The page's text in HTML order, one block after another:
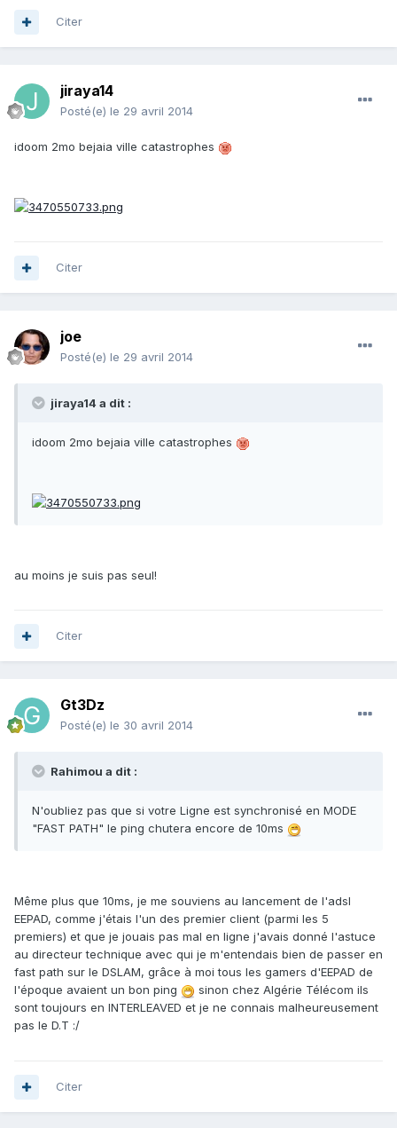
Citer
jiraya14
Posté(e) le 29 avril 2014
idoom 2mo bejaia ville catastrophes
Citer
joe
Posté(e) le 29 avril 2014
jiraya14 a dit :
idoom 2mo bejaia ville catastrophes
au moins je suis pas seul!
Citer
Gt3Dz
Posté(e) le 30 avril 2014
Rahimou a dit :
N'oubliez pas que si votre Ligne est synchronisé en MODE
"FAST PATH" le ping chutera encore de 10ms
Même plus que 10ms, je me souviens au lancement de l'adsl
EEPAD, comme j'étais l'un des premier client (parmi les 5
premiers) et que je jouais pas mal en ligne j'avais donné l'astuce
au directeur technique avec qui je m'entendais bien de passer en
fast path sur le DSLAM, grâce à moi tous les gamers d'EEPAD de
l'époque avaient un bon ping
sinon chez Algérie Télécom ils
sont toujours en INTERLEAVED et je ne connais malheureusement
pas le D.T :/
Citer